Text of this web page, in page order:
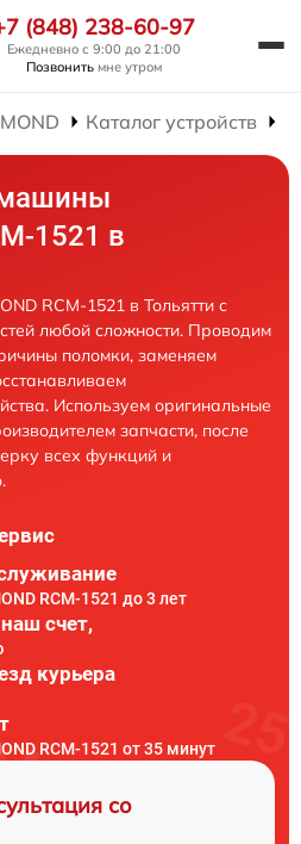
(848) 238-60-97
Ежедневно с 9:00 до 21:00
Позвонить мне утром
Каталог устройств
1521 в
RCM-1521 в Тольятти с
любой сложности. Проводим
поломки, заменяем
Используем оригинальные
запчасти, после
всех функций и
RCM-1521 до 3 лет
счет,
курьера
RCM-1521 от 35 минут
со